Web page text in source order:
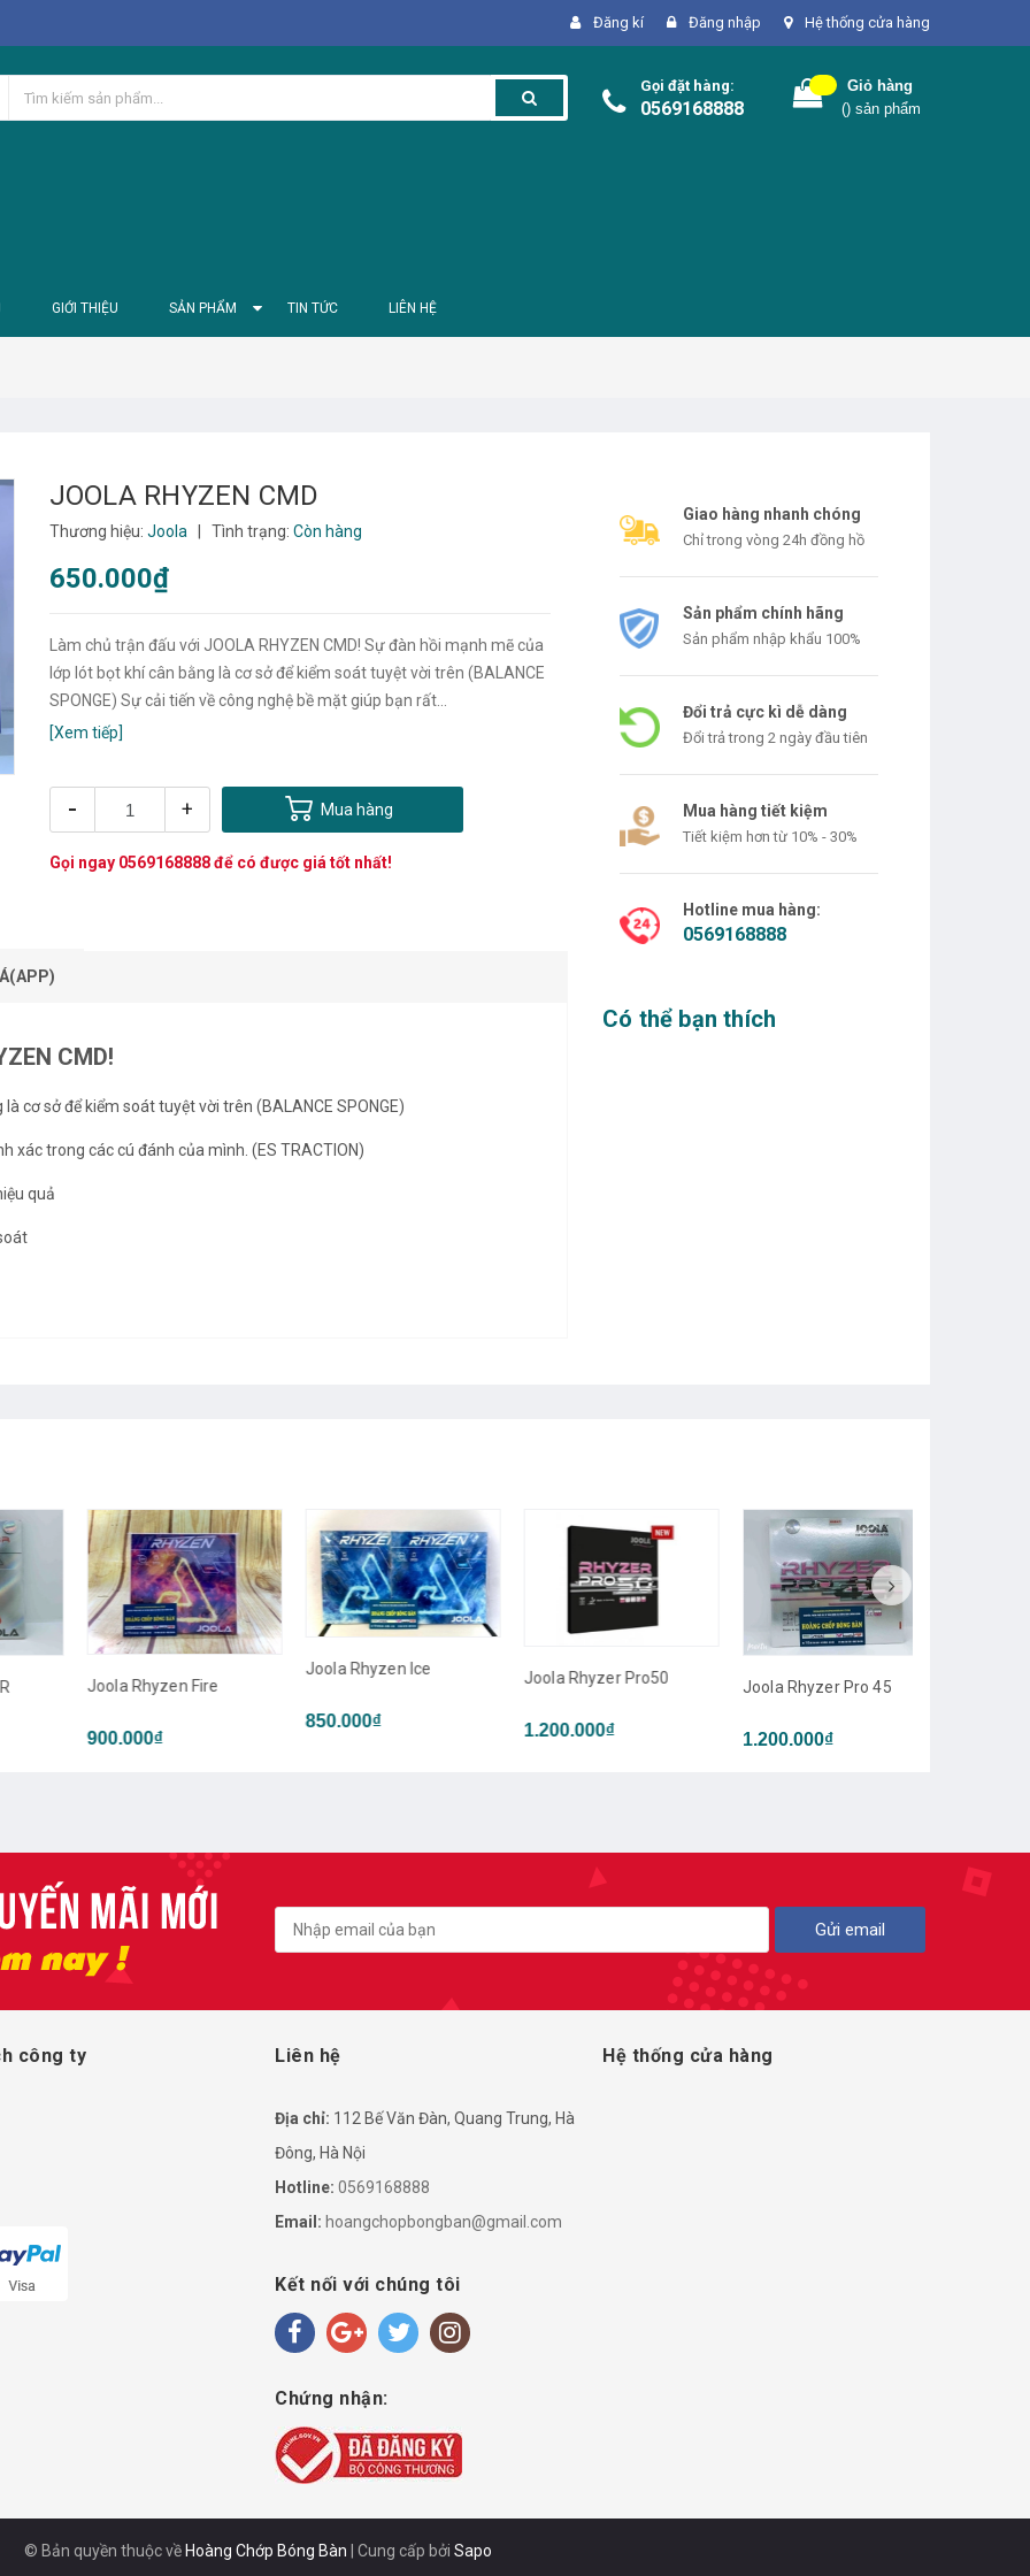
Đăng kí Đăng nhập Hệ thống cửa hàng
Gọi đặt hàng:
0569168888
Giỏ hàng
() sản phẩm
GIỚI THIỆU SẢN PHẨM TIN TỨC LIÊN HỆ
JOOLA RHYZEN CMD
Thương hiệu: Joola Tình trạng: Còn hàng
650.000₫
Làm chủ trận đấu với JOOLA RHYZEN CMD! Sự đàn hồi mạnh mẽ của
lớp lót bọt khí cân bằng là cơ sở để kiểm soát tuyệt vời trên (BALANCE
SPONGE) Sự cải tiến về công nghệ bề mặt giúp bạn rất...
[Xem tiếp]
- + Mua hàng
Gọi ngay 0569168888để có được giá tốt nhất!
CMD!
cơ sở để kiểm soát tuyệt vời trên (BALANCE SPONGE)
xác trong các cú đánh của mình. (ES TRACTION)
quả
Giao hàng nhanh chóng
Chỉ trong vòng 24h đồng hồ
Sản phẩm chính hãng
Sản phẩm nhập khẩu 100%
Đổi trả cực kì dễ dàng
Đổi trả trong 2 ngày đầu tiên
Mua hàng tiết kiệm
Tiết kiệm hơn từ 10% - 30%
Hotline mua hàng:
0569168888
Có thể bạn thích
Joola Rhyzen Fire
900.000₫
Joola Rhyzen Ice
850.000₫
Joola Rhyzer Pro50
1.200.000₫
Joola Rhyzer Pro 45
1.200.000₫
Gửi email
công ty Liên hệ
Địa chỉ: 112 Bế Văn Đàn, Quang Trung, Hà
Đông, Hà Nội
Hotline: 0569168888
Email: hoangchopbongban@gmail.com
Kết nối với chúng tôi
Chứng nhận:
Hệ thống cửa hàng
© Bản quyền thuộc về Hoàng Chớp Bóng Bàn Cung cấp bởi Sapo